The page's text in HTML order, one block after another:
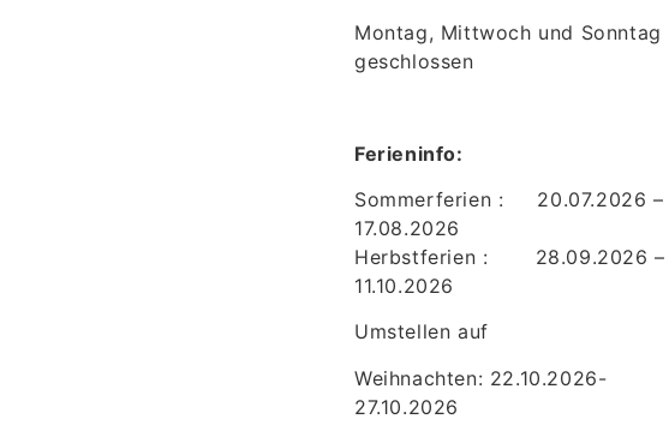
Montag, Mittwoch und Sonntag
geschlossen
Ferieninfo:
Sommerferien : 20.07.2026 –
17.08.2026
Herbstferien : 28.09.2026 –
11.10.2026
Umstellen auf
Weihnachten: 22.10.2026-
27.10.2026